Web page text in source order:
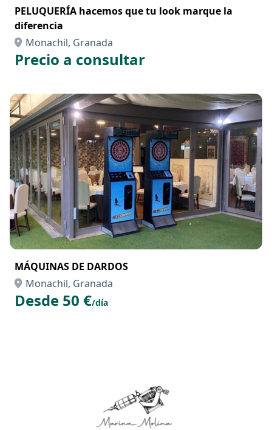
PELUQUERÍA hacemos que tu look marque la
diferencia
Monachil, Granada
Precio a consultar
MÁQUINAS DE DARDOS
Monachil, Granada
Desde 50 €/día